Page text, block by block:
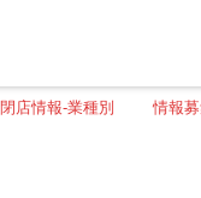
閉店情報-業種別 情報